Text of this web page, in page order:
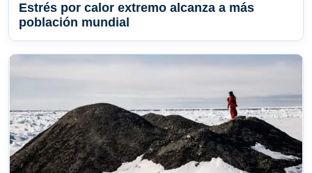
Estrés por calor extremo alcanza a más
población mundial